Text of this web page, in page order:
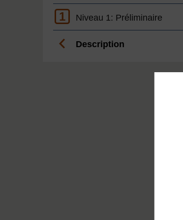
1 Niveau 1: Préliminaire
Description